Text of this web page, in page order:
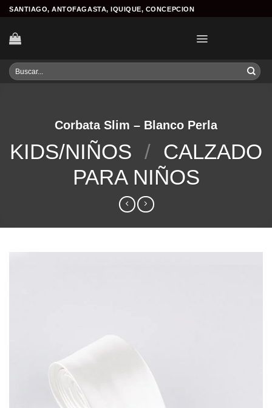
Skip
content
SANTIAGO, ANTOFAGASTA, IQUIQUE, CONCEPCION
Buscar
por:
Corbata Slim – Blanco Perla
KIDS/NIÑOS / CALZADO
PARA NIÑOS